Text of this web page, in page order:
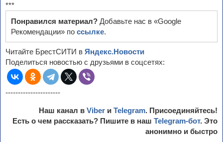
***
Понравился материал? Добавьте нас в «Google
Рекомендации» по ссылке.
Читайте БрестСИТИ в Яндекс.Новости
Поделиться новостью с друзьями в соцсетях:
----------------------
Наш канал в Viber и Telegram. Присоединяйтесь!
Есть о чем рассказать? Пишите в наш Telegram-бот. Это
анонимно и быстро